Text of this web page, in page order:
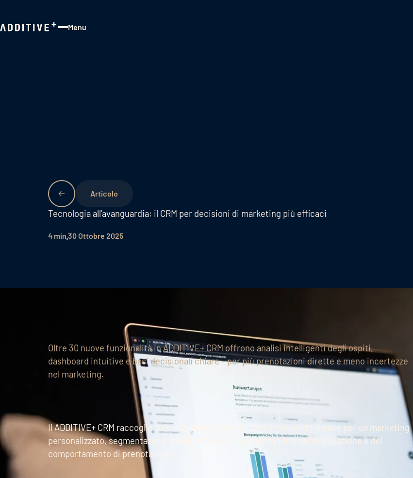
Menu
Tecnologia all’avanguardia: il CRM per decisioni di marketing più efficaci
4 min 30 Ottobre 2025
Oltre 30 nuove funzionalità in ADDITIVE+ CRM offrono analisi intelligenti degli ospiti,
dashboard intuitive e basi decisionali chiare – per più prenotazioni dirette e meno incertezze
nel marketing.
Il ADDITIVE+ CRM raccoglie tutti i dati rilevanti degli ospiti – creando la base per un marketing
personalizzato, segmentazioni intelligenti e analisi approfondite dell’occupazione e del
comportamento di prenotazione.